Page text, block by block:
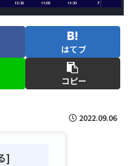
はてブ
コピー
2022.09.06